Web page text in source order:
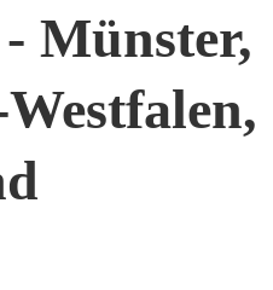
Münster,